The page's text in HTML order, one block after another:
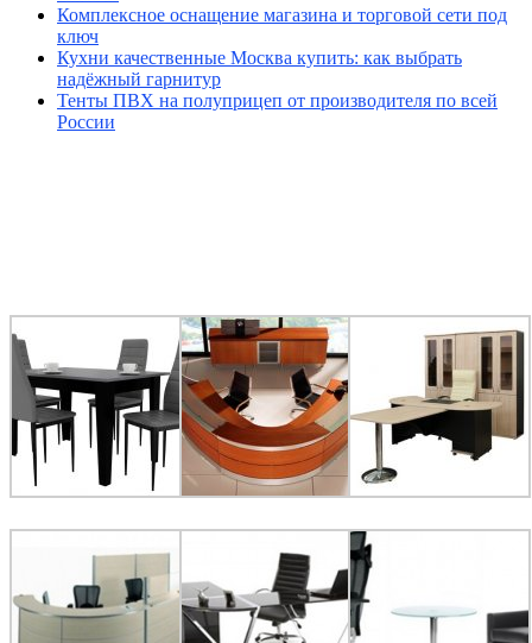
Комплексное оснащение магазина и торговой сети под
ключ
Кухни качественные Москва купить: как выбрать
надёжный гарнитур
Тенты ПВХ на полуприцеп от производителя по всей
России